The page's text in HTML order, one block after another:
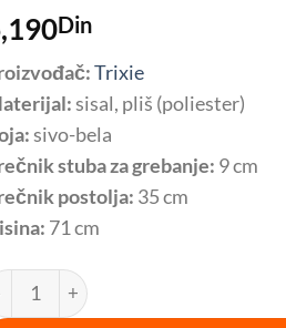
Din
Trixie
sisal, pliš (poliester)
sivo-bela
stuba za grebanje: 9 cm
postolja: 35 cm
71 cm
za mačke Nuria 71 cm